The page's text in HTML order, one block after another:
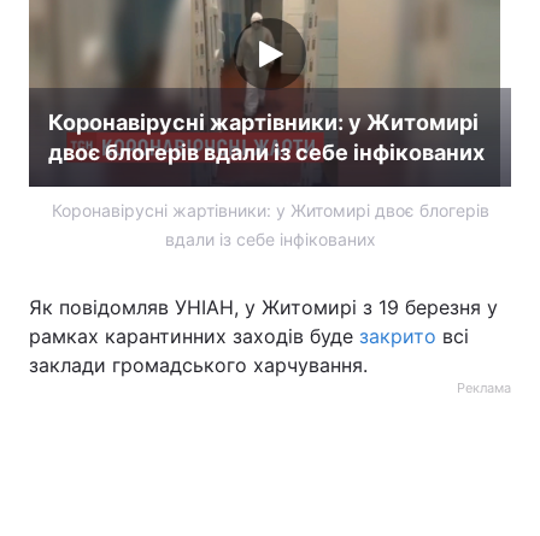
Коронавірусні жартівники: у Житомирі
двоє блогерів вдали із себе інфікованих
Коронавірусні жартівники: у Житомирі двоє блогерів
вдали із себе інфікованих
Як повідомляв УНІАН, у Житомирі з 19 березня у
рамках карантинних заходів буде закрито всі
заклади громадського харчування.
Реклама